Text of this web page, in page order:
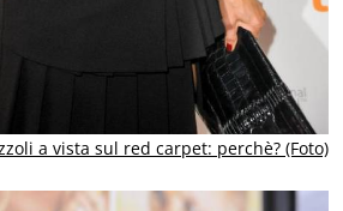
a vista sul red carpet: perchè? (Foto)